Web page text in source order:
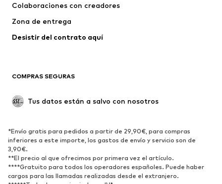
Colaboraciones con creadores
Zona de entrega
Desistir del contrato aquí
COMPRAS SEGURAS
Tus datos están a salvo con nosotros
*Envío gratis para pedidos a partir de 29,90€, para compras
inferiores a este importe, los gastos de envío y servicio son de
3,90€.
**El precio al que ofrecimos por primera vez el artículo.
****Gratuito para todos los operadores españoles. Puede haber
cargos para las llamadas realizadas desde el extranjero.